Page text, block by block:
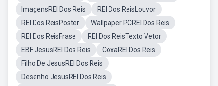
ImagensREI Dos Reis
REI Dos ReisLouvor
REI Dos ReisPoster
Wallpaper PCREI Dos Reis
REI Dos ReisFrase
REI Dos ReisTexto Vetor
EBF JesusREI Dos Reis
CoxaREI Dos Reis
Filho De JesusREI Dos Reis
Desenho JesusREI Dos Reis